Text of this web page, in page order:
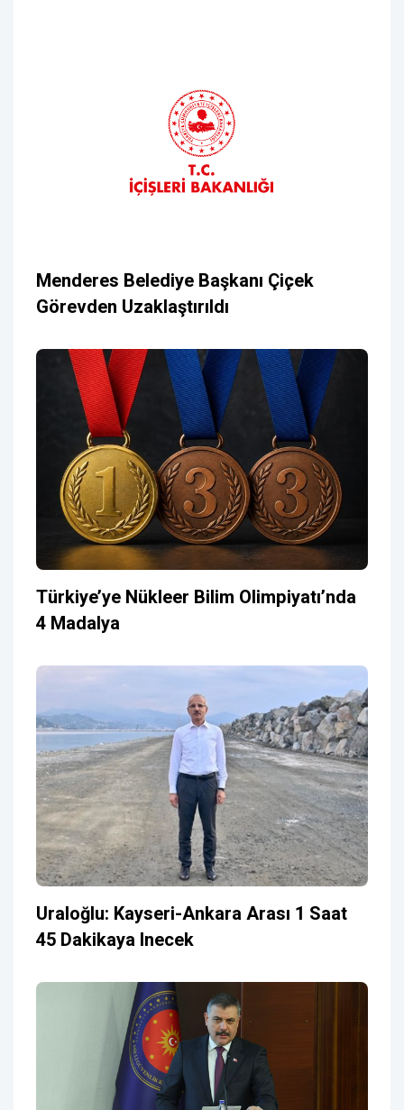
Menderes Belediye Başkanı Çiçek
Görevden Uzaklaştırıldı
Türkiye’ye Nükleer Bilim Olimpiyatı’nda
4 Madalya
Uraloğlu: Kayseri-Ankara Arası 1 Saat
45 Dakikaya Inecek